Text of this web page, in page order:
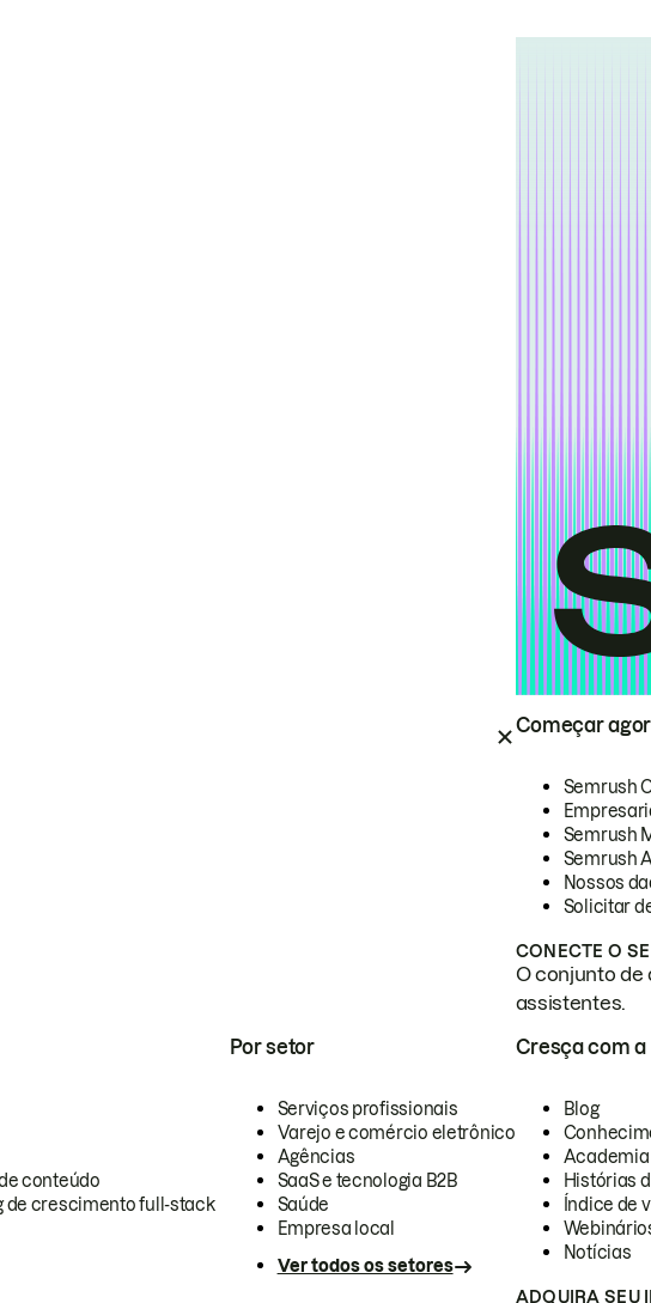
Começar
Semrush
Semrush
Semrush
Nossos
Solicitar
CONECTE O
O conjunto de
assistentes.
conteúdo
de crescimento full-stack
Por setor
Serviços profissionais
Varejo e comércio eletrônico
Agências
SaaS e tecnologia B2B
Saúde
Empresa local
Ver todos os setores
Cresça com a
Blog
Academia
Histórias
Índice de
Notícias
ADQUIRA SEU